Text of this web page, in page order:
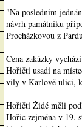
"Na posledním
návrh památníku
Procházkovou z
Cena zakázky
Hořičtí usadí na
vily v Karlově ulici,
Hořičtí Židé měli
Hořic zejména v 19.